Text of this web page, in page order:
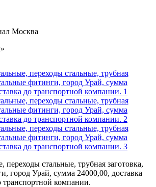
переходы стальные, трубная заготовка,
город Урай, сумма 24000,00, доставка
транспортной компании.